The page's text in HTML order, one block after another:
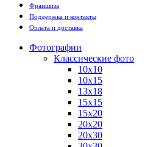
Франшиза
Поддержка и контакты
Оплата и доставка
Фотографии
Классические фото
10х10
10х15
13х18
15х15
15х20
20х20
20х30